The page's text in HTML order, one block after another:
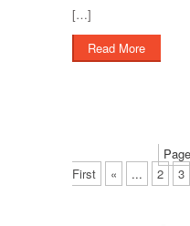
[…]
Read More
First
« ... 2 3